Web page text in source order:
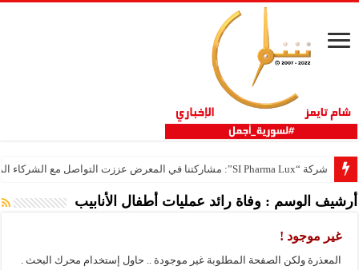
شركة “SI Pharma Lux”: مشاركتنا في المعرض عززت التواصل مع الشركاء المحليين والدوليين
أرشيف الوسم : وفاة رائد عمليات أطفال الأنابيب
غير موجود !
المعذرة ولكن الصفحة المطلوبة غير موجودة .. حاول إستخدام محرك البحث .